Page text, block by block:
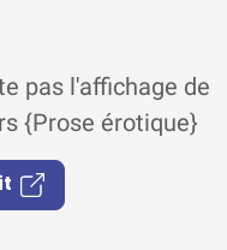
pas l'affichage de
{Prose érotique}